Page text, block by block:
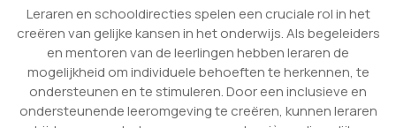
Leraren en schooldirecties spelen een cruciale rol in het
creëren van gelijke kansen in het onderwijs. Als begeleiders
en mentoren van de leerlingen hebben leraren de
mogelijkheid om individuele behoeften te herkennen, te
ondersteunen en te stimuleren. Door een inclusieve en
ondersteunende leeromgeving te creëren, kunnen leraren